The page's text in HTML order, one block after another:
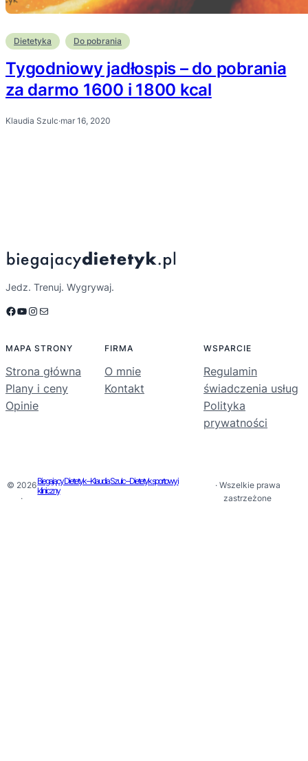
Dietetyka Do pobrania
Tygodniowy jadłospis – do pobrania
za darmo 1600 i 1800 kcal
Klaudia Szulc·mar 16, 2020
Jedz. Trenuj. Wygrywaj.
Facebook YouTube Instagram Mail
MAPA STRONY
Strona główna
Plany i ceny
Opinie
FIRMA
O mnie
Kontakt
WSPARCIE
Regulamin
świadczenia usług
Polityka
prywatności
© 2026
·
Biegający Dietetyk – Klaudia Szulc – Dietetyk sportowy i
kliniczny
· Wszelkie prawa
zastrzeżone